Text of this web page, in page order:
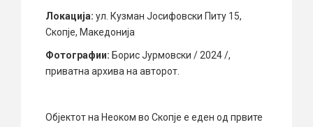
Локација: ул. Кузман Јосифовски Питу 15,
Скопје, Македонија
Фотографии: Борис Јурмовски / 2024 /,
приватна архива на авторот.
Објектот на Неоком во Скопје е еден од првите